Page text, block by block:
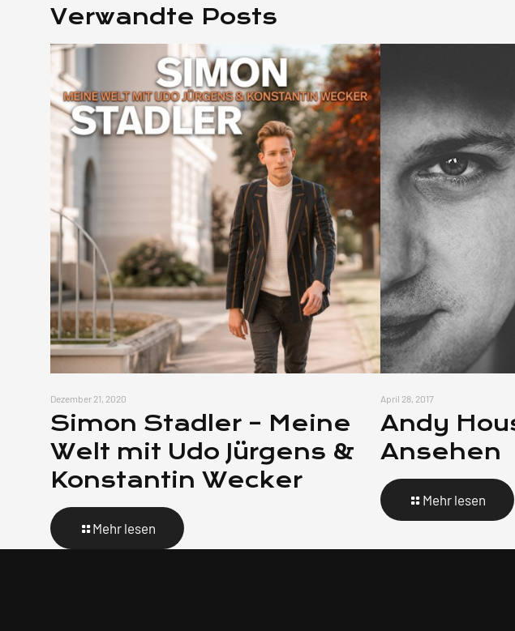
Verwandte Posts
Dezember 21, 2020
Simon Stadler – Meine
Welt mit Udo Jürgens &
Konstantin Wecker
Mehr lesen
April 28, 2017
Andy
Ansehen
Mehr lesen